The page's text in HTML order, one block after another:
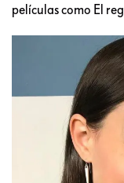
películas como El